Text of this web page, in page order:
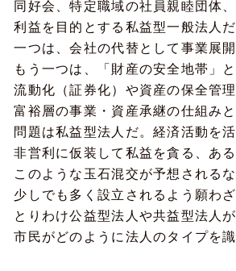
同好会、特定職域の社員親睦団体
利益を目的とする私益型一般法人
一つは、会社の代替として事業展
もう一つは、「財産の安全地帯」と
流動化（証券化）や資産の保全管
富裕層の事業・資産承継の仕組み
問題は私益型法人だ。経済活動を
非営利に仮装して私益を貪る、あ
このような玉石混交が予想される
少しでも多く設立されるよう願わざ
とりわけ公益型法人や共益型法人
市民がどのように法人のタイプを